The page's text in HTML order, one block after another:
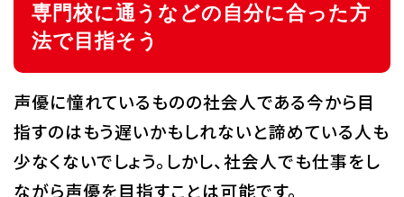
専門校に通うなどの自分に合った方
法で目指そう
声優に憧れているものの社会人である今から目
指すのはもう遅いかもしれないと諦めている人も
少なくないでしょう。しかし、社会人でも仕事をし
ながら声優を目指すことは可能です。